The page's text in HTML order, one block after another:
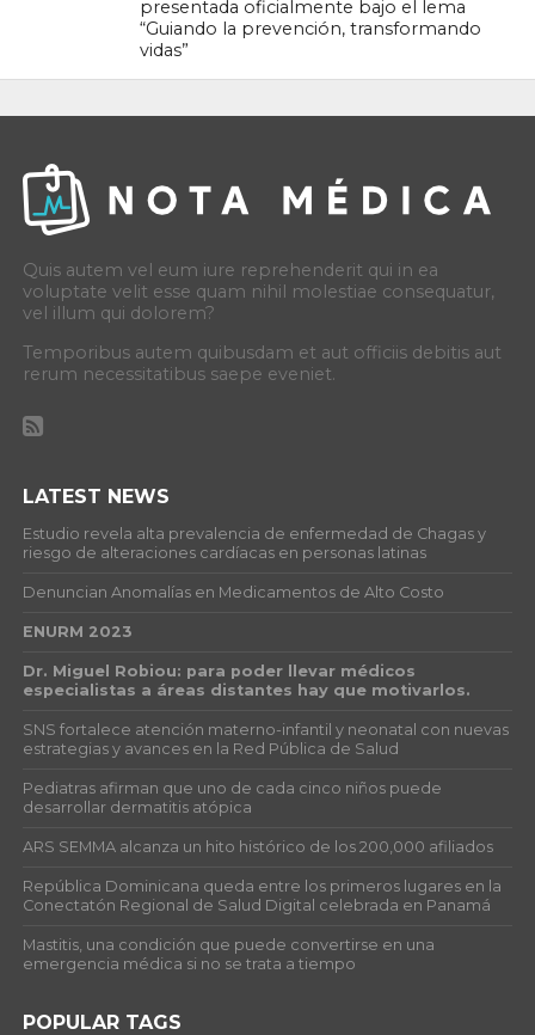
presentada oficialmente bajo el lema
“Guiando la prevención, transformando
vidas”
Quis autem vel eum iure reprehenderit qui in ea
voluptate velit esse quam nihil molestiae consequatur,
vel illum qui dolorem?
Temporibus autem quibusdam et aut officiis debitis aut
rerum necessitatibus saepe eveniet.
LATEST NEWS
Estudio revela alta prevalencia de enfermedad de Chagas y
riesgo de alteraciones cardíacas en personas latinas
Denuncian Anomalías en Medicamentos de Alto Costo
ENURM 2023
Dr. Miguel Robiou: para poder llevar médicos
especialistas a áreas distantes hay que motivarlos.
SNS fortalece atención materno-infantil y neonatal con nuevas
estrategias y avances en la Red Pública de Salud
Pediatras afirman que uno de cada cinco niños puede
desarrollar dermatitis atópica
ARS SEMMA alcanza un hito histórico de los 200,000 afiliados
República Dominicana queda entre los primeros lugares en la
Conectatón Regional de Salud Digital celebrada en Panamá
Mastitis, una condición que puede convertirse en una
emergencia médica si no se trata a tiempo
POPULAR TAGS